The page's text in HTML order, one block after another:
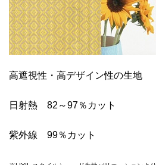
高遮視性・高デザイン性の生地
日射熱 82～97％カット
紫外線 99％カット